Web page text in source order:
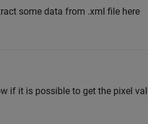
some data from .xml file here
if it is possible to get the pixel